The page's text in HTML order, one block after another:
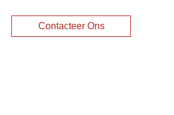
Contacteer Ons